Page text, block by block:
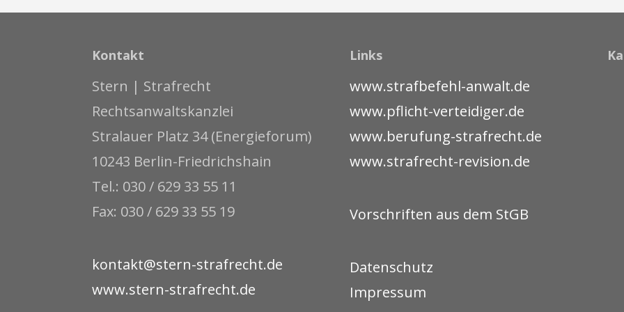
Kontakt
Stern | Strafrecht
Rechtsanwaltskanzlei
Stralauer Platz 34 (Energieforum)
10243 Berlin-Friedrichshain
Tel.: 030 / 629 33 55 11
Fax: 030 / 629 33 55 19
kontakt@stern-strafrecht.de
www.stern-strafrecht.de
Links
www.strafbefehl-anwalt.de
www.pflicht-verteidiger.de
www.berufung-strafrecht.de
www.strafrecht-revision.de
Vorschriften aus dem StGB
Datenschutz
Impressum